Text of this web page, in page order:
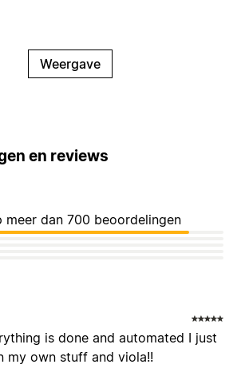
Weergave
en reviews
meer dan 700 beoordelingen
is done and automated I just
my own stuff and viola!!